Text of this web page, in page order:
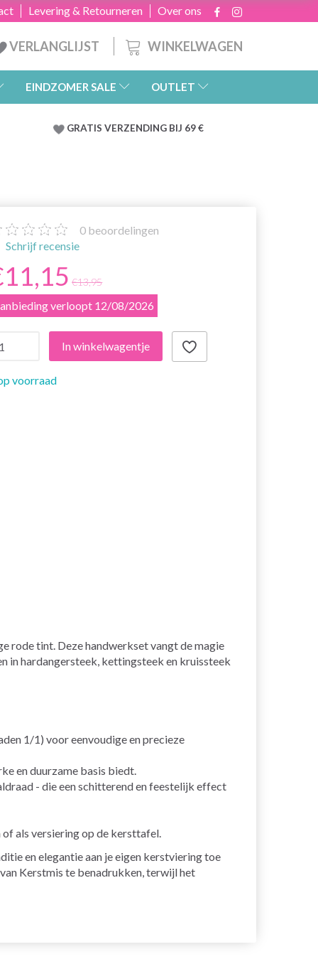
Over ons
Levering & Retourneren
WINKELWAGEN
VERLANGLIJST
EINDZOMER SALE OUTLET
GRATIS VERZENDING BIJ 69 €
0 beoordelingen
Schrijf recensie
€13,95
verloopt 12/08/2026
In winkelwagentje
voorraad
rode tint. Deze handwerkset vangt de magie
in hardangersteek, kettingsteek en kruissteek
1/1) voor eenvoudige en precieze
en duurzame basis biedt.
- die een schitterend en feestelijk effect
of als versiering op de kersttafel.
en elegantie aan je eigen kerstviering toe
Kerstmis te benadrukken, terwijl het